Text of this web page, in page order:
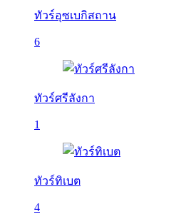
ทัวร์อุซเบกิสถาน
6
ทัวร์ศรีลังกา
1
ทัวร์ทิเบต
4